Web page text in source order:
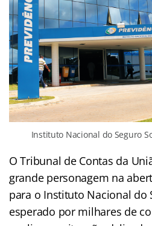
Instituto Nacional do Seguro
O Tribunal de Contas da
grande personagem na
para o Instituto Nacional do
esperado por milhares de